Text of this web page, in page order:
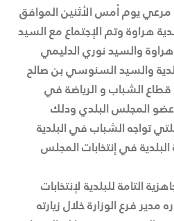
يوم أمس الأثنين الموافق
الى بلدية هراوة وتم الإجتماع مع السيد
والسيد نوري الدليمي
والسيد السنوسي بن صالح
الشباب و الرياضة في
عضو المجلس البلدي ودلك
تواجه الشباب في البلدية
في إنتخابات المجلس
التامة للبلدية لإنتخابات
فرع الوزارة خلال زيارته